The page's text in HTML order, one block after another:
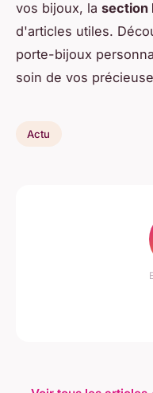
vos bijoux, la section
d'articles utiles.
porte-bijoux
soin de vos
Actu